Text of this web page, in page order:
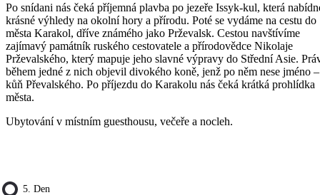
Po snídani nás čeká příjemná plavba po jezeře Issyk-kul, která
krásné výhledy na okolní hory a přírodu. Poté se vydáme na cestu do
města Karakol, dříve známého jako Prževalsk. Cestou navštívíme
zajímavý památník ruského cestovatele a přírodovědce Nikolaje
Prževalského, který mapuje jeho slavné výpravy do Střední Asie.
během jedné z nich objevil divokého koně, jenž po něm nese jméno –
kůň Převalského. Po příjezdu do Karakolu nás čeká krátká prohlídka
města.
Ubytování v místním guesthousu, večeře a nocleh.
5. Den